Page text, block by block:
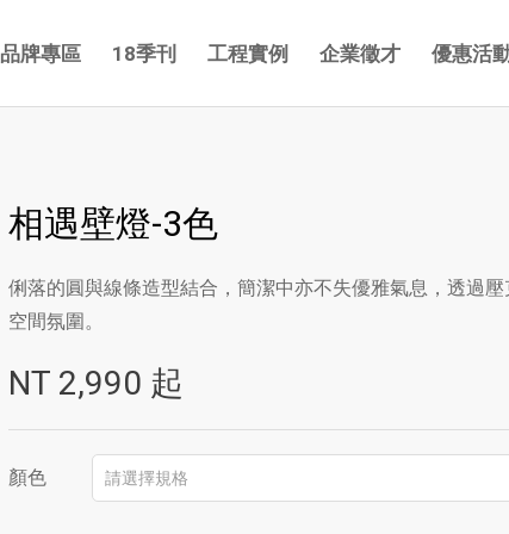
品牌專區 18季刊 工程實例 企業徵才 優惠活
相遇壁燈-3色
俐落的圓與線條造型結合，簡潔中亦不失優雅氣息，透過
空間氛圍。
NT 2,990 起
顏色 請選擇規格